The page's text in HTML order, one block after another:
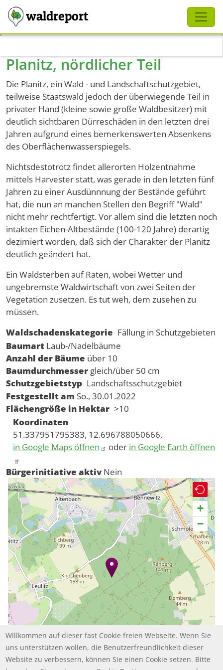
waldreport
Planitz, nördlicher Teil
Die Planitz, ein Wald - und Landschaftschutzgebiet,
teilweise Staatswald jedoch der überwiegende Teil in
privater Hand (kleine sowie große Waldbesitzer) mit
deutlich sichtbaren Dürreschäden in den letzten drei
Jahren aufgrund eines bemerkenswerten Absenkens
des Oberflächenwasserspiegels.
Nichtsdestotrotz findet allerorten Holzentnahme
mittels Harvester statt, was gerade in den letzten fünf
Jahren zu einer Ausdünnnung der Bestände geführt
hat, die nun an manchen Stellen den Begriff "Wald"
nicht mehr rechtfertigt. Vor allem sind die letzten noch
intakten Eichen-Altbestände (100-120 Jahre) derartig
dezimiert worden, daß sich der Charakter der Planitz
deutlich geändert hat.
Ein Waldsterben auf Raten, wobei Wetter und
ungebremste Waldwirtschaft von zwei Seiten der
Vegetation zusetzen. Es tut weh, dem zusehen zu
müssen.
Waldschadenskategorie Fällung in Schutzgebieten
Baumart Laub-/Nadelbäume
Anzahl der Bäume über 10
Baumdurchmesser gleich/über 50 cm
Schutzgebietstyp Landschaftsschutzgebiet
Festgestellt am So., 30.01.2022
Flächengröße in Hektar >10
Koordinaten
51.337951795383, 12.696788050666,
in Google Maps öffnen
oder in Google Earth öffnen
Bürgerinitiative aktiv Nein
+
−
Schliessen
Willkommen auf dieser fast Cookie freien Webseite. Wenn Sie
uns unterstützen wollen, die Benutzerfreundlichkeit dieser
Website zu verbessern, können Sie einen Cookie setzen. Bitte